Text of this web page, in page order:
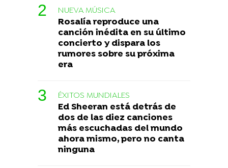
NUEVA MÚSICA
Rosalía reproduce una
canción inédita en su último
concierto y dispara los
rumores sobre su próxima
era
ÉXITOS MUNDIALES
Ed Sheeran está detrás de
dos de las diez canciones
más escuchadas del mundo
ahora mismo, pero no canta
ninguna